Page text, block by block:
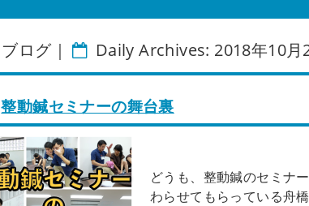
ブログ｜ Daily Archives: 2018年10月
整動鍼セミナーの舞台裏
どうも、整動鍼のセミナ
わらせてもらっている舟